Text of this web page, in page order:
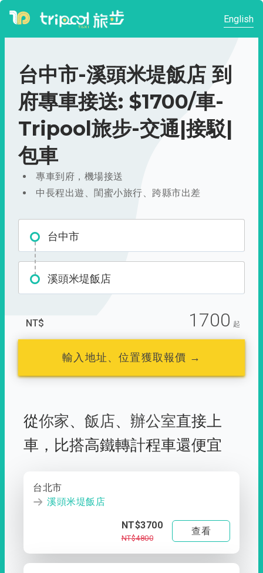
English
台中市-溪頭米堤飯店 到
府專車接送: $1700/車-
Tripool旅步-交通|接駁|
包車
專車到府，機場接送
中長程出遊、閨蜜小旅行、跨縣市出差
台中市
溪頭米堤飯店
NT$ 1700 起
輸入地址、位置獲取報價 →
從你家、 飯店、 辦公室直接上
車， 比搭高鐵轉計程車還便宜
台北市
溪頭米堤飯店
NT$3700
NT$4800
查看